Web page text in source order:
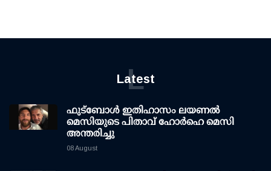
Latest
L
ഫുട്ബോൾ ഇതിഹാസം ലയണൽ
മെസിയുടെ പിതാവ് ഹോർഹെ മെസി
അന്തരിച്ചു
08 August